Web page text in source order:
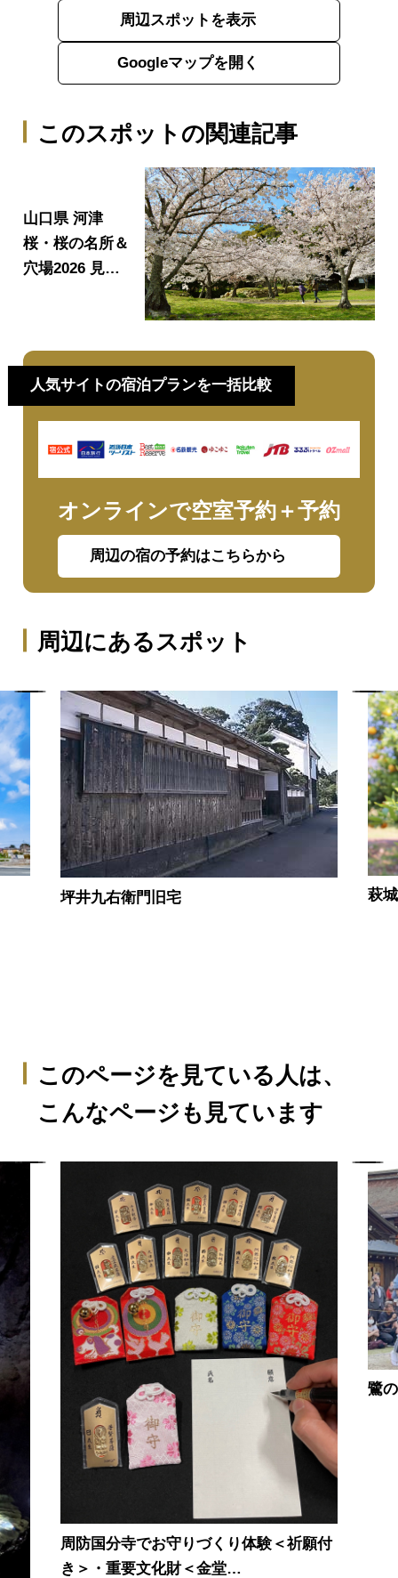
このスポットの関連記事
山口県 河津
桜・桜の名所＆
穴場2026 見頃
選！
周辺スポットを表示
Googleマップを開く
人気サイトの宿泊プランを一括比較
オンラインで空室予約＋予約
周辺の宿の予約はこちらから
周辺にあるスポット
坪井九右衛門旧宅 萩
このページを見ている人は、
こんなページも見ています
周防国分寺でお守りづくり体験＜祈願付
き＞・重要文化財＜金堂…
鷺